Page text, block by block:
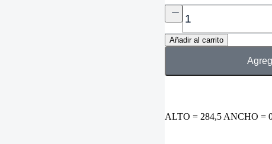
Añadir al carrito
ALTO = 284,5 ANCHO =